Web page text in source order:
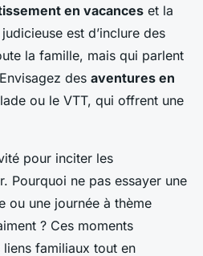
en vacances et la
est d’inclure des
la famille, mais qui parlent
des aventures en
ou le VTT, qui offrent une
pour inciter les
Pourquoi ne pas essayer une
ou une journée à thème
? Ces moments
familiaux tout en